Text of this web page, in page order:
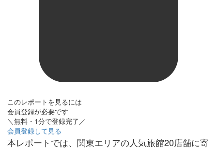
このレポートを見るには
会員登録が必要です
＼無料・1分で登録完了／
会員登録して見る
本レポートでは、関東エリアの人気旅館20店舗に寄